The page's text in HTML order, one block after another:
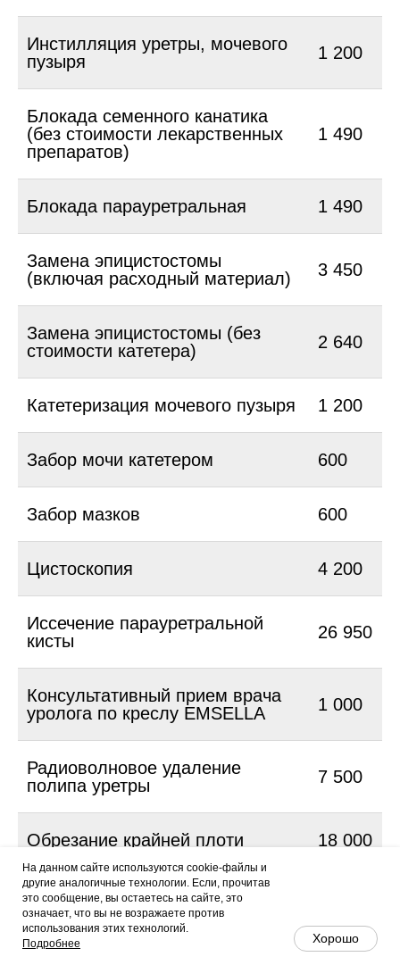
Чат MAX
На данном сайте используются cookie-файлы и
другие аналогичные технологии. Если, прочитав
это сообщение, вы остаетесь на сайте, это
означает, что вы не возражаете против
использования этих технологий.
Подробнее
Хорошо
Инстилляция уретры, мочевого
пузыря
1 200
Блокада семенного канатика
(без стоимости лекарственных
препаратов)
1 490
Блокада парауретральная 1 490
Замена эпицистостомы
(включая расходный материал)
3 450
Замена эпицистостомы (без
стоимости катетера)
2 640
Катетеризация мочевого пузыря 1 200
Забор мочи катетером 600
Забор мазков 600
Цистоскопия 4 200
Иссечение парауретральной
кисты
26 950
Консультативный прием врача
уролога по креслу EMSELLA
1 000
Радиоволновое удаление
полипа уретры
7 500
Обрезание крайней плоти 18 000
Пластика метауса
Удаление атеромы полового
13 500